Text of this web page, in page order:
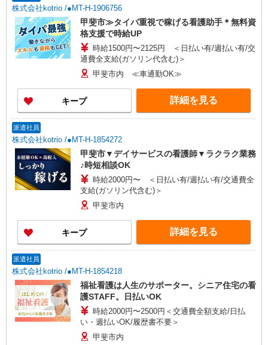
株式会社kotrio /●MT-H-1906756
甲斐市≫タイパ重視で稼げる看護助手＊無料資
格支援で時給UP
時給1500円〜2125円 ＜日払い有/週払い有/交
通費全支給(ガソリン代含む)＞
甲斐市内 ≪車通勤OK≫
キープ 詳細を見る
派遣社員
株式会社kotrio /●MT-H-1854272
甲斐市▼デイサービスの看護師▼ラクラク業務
♪時短相談OK
時給2000円〜 ＜日払い有/週払い有/交通費全
支給(ガソリン代含む)＞
甲斐市内
キープ 詳細を見る
派遣社員
株式会社kotrio /●MT-H-1854218
福祉看護は人生のサポーター。シニア住宅の看
護STAFF。日払いOK
時給2000円〜2500円＜交通費全額支給/日払
い・週払いOK/履歴書不要＞
甲斐市内